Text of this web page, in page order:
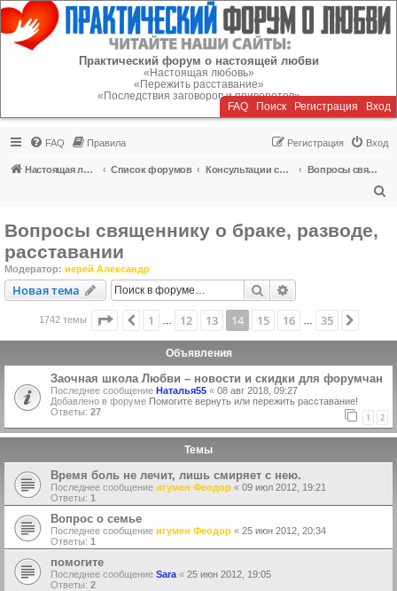
Регистрация
Практический форум о настоящей любви
«Настоящая любовь»
«Пережить расставание»
«Последствия заговоров и приворотов»
FAQ Поиск Регистрация Вход
FAQ Правила Вход
Регистрация
Настоящая любовь Список форумов Консультации специалистов
Вопросы священнику о браке, разводе, расставании
Вопросы священнику о браке, разводе,
расставании
Модератор: иерей Александр
Новая тема
Новаятема Поиск
1742 темы Страница 14из 35
Пред.
1 12 13 14 15 16 35
Объявления
Заочная школа Любви – новости и скидки для форумчан
Последнее сообщение Наталья55 « 08 авг 2018, 09:27
Добавлено в форуме Помогите вернуть или пережить расставание!
Ответы: 27 1 2
Темы
Время боль не лечит, лишь смиряет с нею.
Последнее сообщение игумен Феодор « 09 июл 2012, 19:21
Ответы: 1
Вопрос о семье
Последнее сообщение игумен Феодор « 25 июн 2012, 20:34
Ответы: 1
помогите
Последнее сообщение Sara « 25 июн 2012, 19:05
Ответы: 2